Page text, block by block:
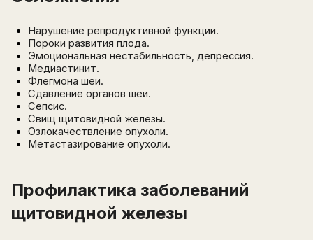
Нарушение репродуктивной функции.
Пороки развития плода.
Эмоциональная нестабильность, депрессия.
Медиастинит.
Флегмона шеи.
Сдавление органов шеи.
Сепсис.
Свищ щитовидной железы.
Озлокачествление опухоли.
Метастазирование опухоли.
Профилактика заболеваний
щитовидной железы